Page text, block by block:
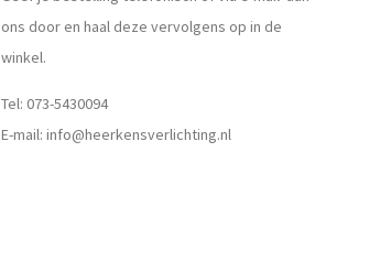
ons door en haal deze vervolgens op in de
winkel.
Tel: 073-5430094
E-mail: info@heerkensverlichting.nl